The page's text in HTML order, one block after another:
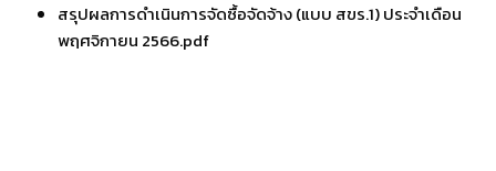
สรุปผลการดำเนินการจัดซื้อจัดจ้าง (แบบ สขร.1) ประจำเดือน
พฤศจิกายน 2566.pdf